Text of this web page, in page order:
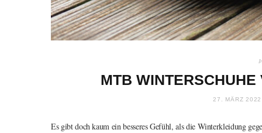
MTB WINTERSCHUHE
27. MÄRZ 2022
Es gibt doch kaum ein besseres Gefühl, als die Winterkleidung